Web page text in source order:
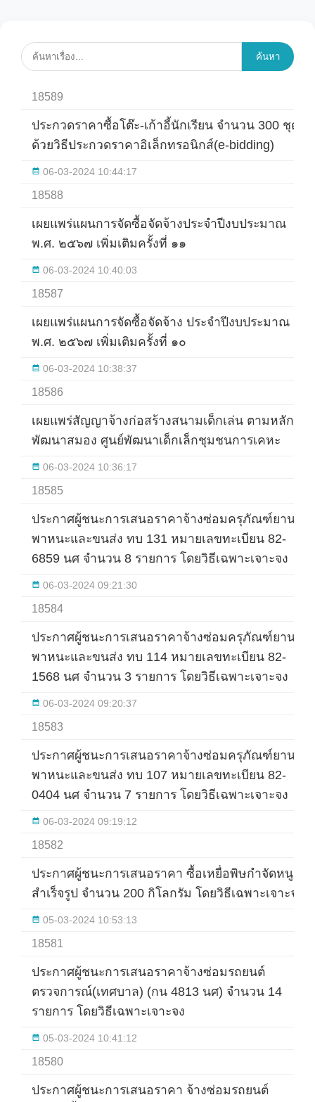
ค้นหา
18589
ประกวดราคาซื้อโต๊ะ-เก้าอี้นักเรียน จำนวน 300 ชุด
ด้วยวิธีประกวดราคาอิเล็กทรอนิกส์(e-bidding)
06-03-2024 10:44:17
18588
เผยแพร่แผนการจัดซื้อจัดจ้างประจำปีงบประมาณ
พ.ศ. ๒๕๖๗ เพิ่มเติมครั้งที่ ๑๑
06-03-2024 10:40:03
18587
เผยแพร่แผนการจัดซื้อจัดจ้าง ประจำปีงบประมาณ
พ.ศ. ๒๕๖๗ เพิ่มเติมครั้งที่ ๑๐
06-03-2024 10:38:37
18586
เผยแพร่สัญญาจ้างก่อสร้างสนามเด็กเล่น ตามหลัก
พัฒนาสมอง ศูนย์พัฒนาเด็กเล็กชุมชนการเคหะ
06-03-2024 10:36:17
18585
ประกาศผู้ชนะการเสนอราคาจ้างซ่อมครุภัณฑ์ยาน
พาหนะและขนส่ง ทบ 131 หมายเลขทะเบียน 82-
6859 นศ จำนวน 8 รายการ โดยวิธีเฉพาะเจาะจง
06-03-2024 09:21:30
18584
ประกาศผู้ชนะการเสนอราคาจ้างซ่อมครุภัณฑ์ยาน
พาหนะและขนส่ง ทบ 114 หมายเลขทะเบียน 82-
1568 นศ จำนวน 3 รายการ โดยวิธีเฉพาะเจาะจง
06-03-2024 09:20:37
18583
ประกาศผู้ชนะการเสนอราคาจ้างซ่อมครุภัณฑ์ยาน
พาหนะและขนส่ง ทบ 107 หมายเลขทะเบียน 82-
0404 นศ จำนวน 7 รายการ โดยวิธีเฉพาะเจาะจง
06-03-2024 09:19:12
18582
ประกาศผู้ชนะการเสนอราคา ซื้อเหยื่อพิษกำจัดหนู
สำเร็จรูป จำนวน 200 กิโลกรัม โดยวิธีเฉพาะเจาะจง
05-03-2024 10:53:13
18581
ประกาศผู้ชนะการเสนอราคาจ้างซ่อมรถยนต์
ตรวจการณ์(เทศบาล) (กน 4813 นศ) จำนวน 14
รายการ โดยวิธีเฉพาะเจาะจง
05-03-2024 10:41:12
18580
ประกาศผู้ชนะการเสนอราคา จ้างซ่อมรถยนต์